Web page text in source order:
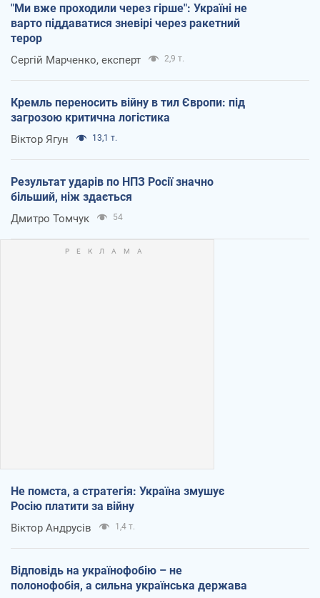
"Ми вже проходили через гірше": Україні не
варто піддаватися зневірі через ракетний
терор
Сергій Марченко, експерт 2,9 т.
Кремль переносить війну в тил Європи: під
загрозою критична логістика
Віктор Ягун 13,1 т.
Результат ударів по НПЗ Росії значно
більший, ніж здається
Дмитро Томчук 54
Не помста, а стратегія: Україна змушує
Росію платити за війну
Віктор Андрусів 1,4 т.
Відповідь на українофобію – не
полонофобія, а сильна українська держава